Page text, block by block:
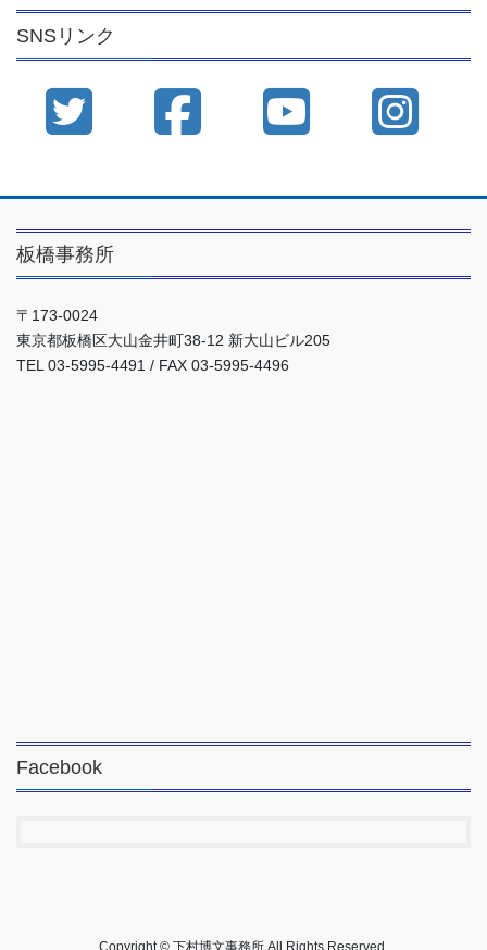
イ
ブ
SNSリンク
板橋事務所
〒173-0024
東京都板橋区大山金井町38-12 新大山ビル205
TEL 03-5995-4491 / FAX 03-5995-4496
Facebook
Copyright © 下村博文事務所 All Rights Reserved.